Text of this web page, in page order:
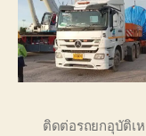
ติดต่อรถยกอุบัติเ